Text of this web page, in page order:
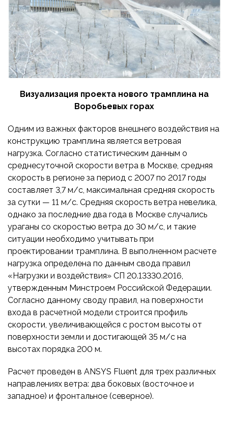
Визуализация проекта нового трамплина на
Воробьевых горах
Одним из важных факторов внешнего воздействия на
конструкцию трамплина является ветровая
нагрузка. Согласно статистическим данным о
среднесуточной скорости ветра в Москве, средняя
скорость в регионе за период с 2007 по 2017 годы
со­ставляет 3,7 м/с, максимальная средняя скорость
за сутки — 11 м/с. Средняя скорость ветра невелика,
однако за последние два года в Москве случались
ураганы со скоростью ветра до 30 м/с, и такие
ситуации необходимо учитывать при
проектировании трамплина. В выполненном расчете
нагрузка определена по данным свода правил
«Нагрузки и воздействия» СП 20.13330.2016,
утвержденным Минстроем Российской Федерации.
Согласно данному своду правил, на поверхности
входа в расчетной модели строится про­филь
скорости, увеличивающейся с ростом высоты от
поверхности земли и достигающей 35 м/c на
высотах порядка 200 м.
Расчет проведен в ANSYS Fluent для трех различных
направлениях ветра: два боковых (восточное и
западное) и фронтальное (северное).